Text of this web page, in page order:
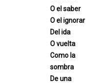
O el saber
O el ignorar
Del ida
O vuelta
Como la
sombra
De una